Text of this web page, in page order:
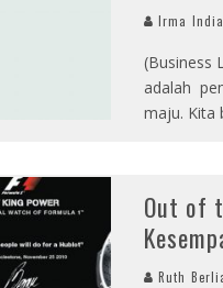
Irma
(Business
adalah
maju. Kita
Out of
Ruth